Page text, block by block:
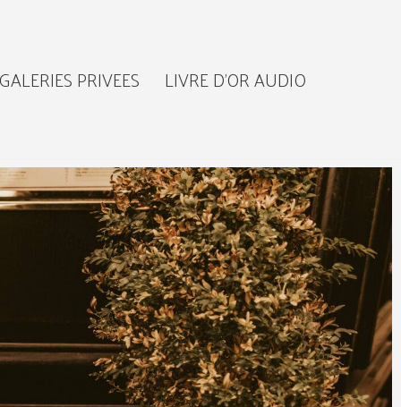
PRIVEES LIVRE D’OR AUDIO